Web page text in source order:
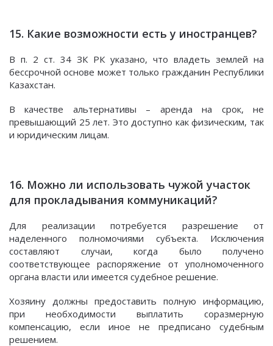
15. Какие возможности есть у иностранцев?
В п. 2 ст. 34 ЗК РК указано, что владеть землей на
бессрочной основе может только гражданин Республики
Казахстан.
В качестве альтернативы – аренда на срок, не
превышающий 25 лет. Это доступно как физическим, так
и юридическим лицам.
16. Можно ли использовать чужой участок
для прокладывания коммуникаций?
Для реализации потребуется разрешение от
наделенного полномочиями субъекта. Исключения
составляют случаи, когда было получено
соответствующее распоряжение от уполномоченного
органа власти или имеется судебное решение.
Хозяину должны предоставить полную информацию,
при необходимости выплатить соразмерную
компенсацию, если иное не предписано судебным
решением.